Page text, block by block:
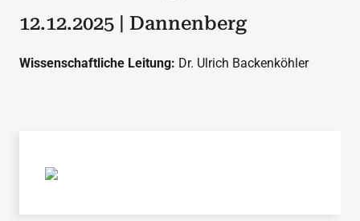
12.12.2025 | Dannenberg
Wissenschaftliche Leitung: Dr. Ulrich Backenköhler